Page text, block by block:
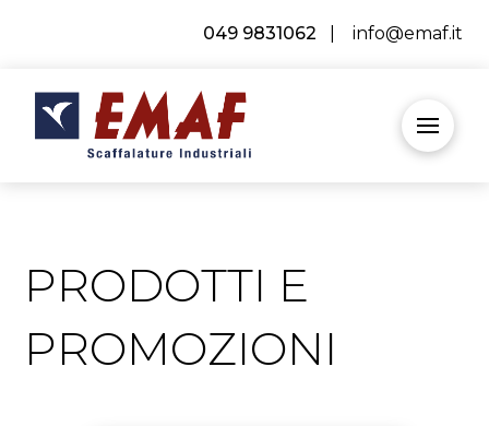
049 9831062 info@emaf.it
PRODOTTI E
PROMOZIONI